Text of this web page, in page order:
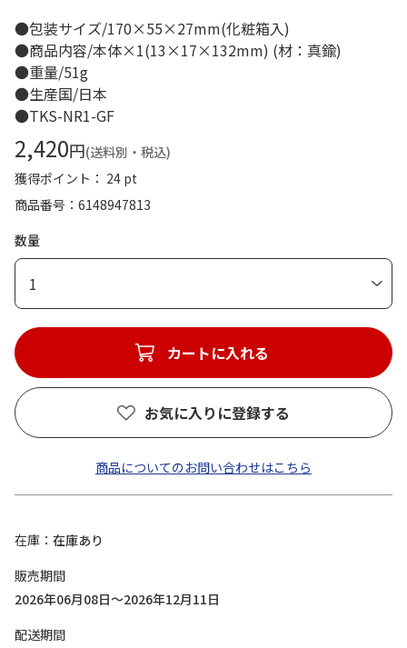
●包装サイズ/170×55×27mm(化粧箱入)
●商品内容/本体×1(13×17×132mm) (材：真鍮)
●重量/51g
●生産国/日本
●TKS-NR1-GF
2,420円(送料別・税込)
獲得ポイント： 24 pt
商品番号
6148947813
数量
1
カートに入れる
お気に入りに登録する
商品についてのお問い合わせはこちら
在庫
在庫あり
販売期間
2026年06月08日～2026年12月11日
配送期間